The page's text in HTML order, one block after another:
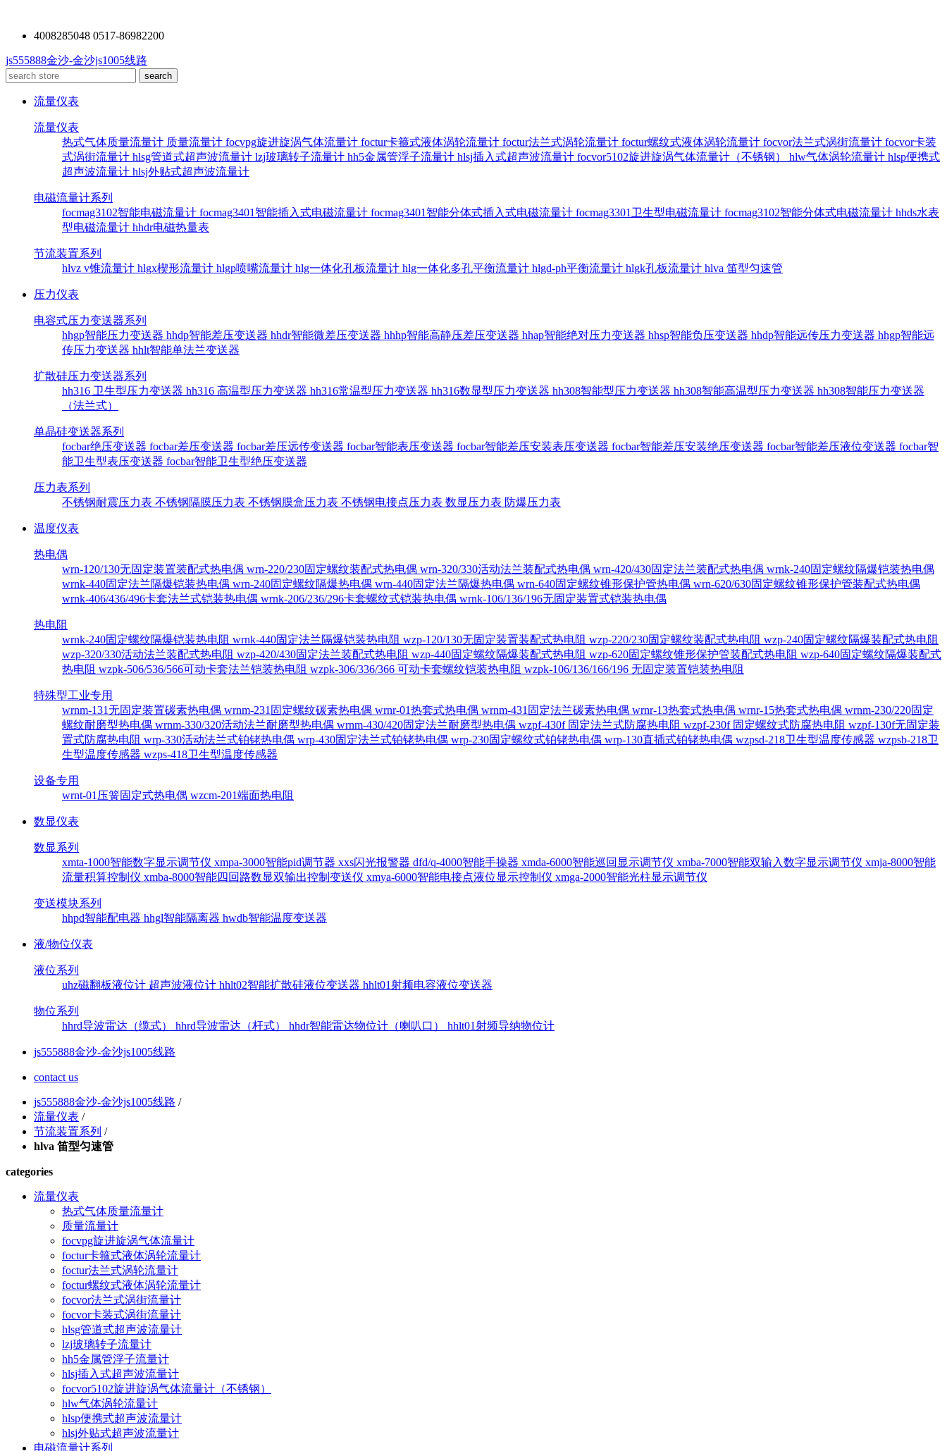
4008285048 0517-86982200
js555888金沙-金沙js1005线路
流量仪表
流量仪表
热式气体质量流量计 质量流量计 focvpg旋进旋涡气体流量计 foctur卡箍式液体涡轮流量计 foctur法兰式涡轮流量计 foctur螺纹式液体涡轮流量计 focvor法兰式涡街流量计 focvor卡装
式涡街流量计 hlsg管道式超声波流量计 lzj玻璃转子流量计 hh5金属管浮子流量计 hlsj插入式超声波流量计 focvor5102旋进旋涡气体流量计（不锈钢） hlw气体涡轮流量计 hlsp便携式
超声波流量计 hlsj外贴式超声波流量计
电磁流量计系列
focmag3102智能电磁流量计 focmag3401智能插入式电磁流量计 focmag3401智能分体式插入式电磁流量计 focmag3301卫生型电磁流量计 focmag3102智能分体式电磁流量计 hhds水表
型电磁流量计 hhdr电磁热量表
节流装置系列
hlvz v锥流量计 hlgx楔形流量计 hlgp喷嘴流量计 hlg一体化孔板流量计 hlg一体化多孔平衡流量计 hlgd-ph平衡流量计 hlgk孔板流量计 hlva 笛型匀速管
压力仪表
电容式压力变送器系列
hhgp智能压力变送器 hhdp智能差压变送器 hhdr智能微差压变送器 hhhp智能高静压差压变送器 hhap智能绝对压力变送器 hhsp智能负压变送器 hhdp智能远传压力变送器 hhgp智能远
传压力变送器 hhlt智能单法兰变送器
扩散硅压力变送器系列
hh316 卫生型压力变送器 hh316 高温型压力变送器 hh316常温型压力变送器 hh316数显型压力变送器 hh308智能型压力变送器 hh308智能高温型压力变送器 hh308智能压力变送器
（法兰式）
单晶硅变送器系列
focbar绝压变送器 focbar差压变送器 focbar差压远传变送器 focbar智能表压变送器 focbar智能差压安装表压变送器 focbar智能差压安装绝压变送器 focbar智能差压液位变送器 focbar智
能卫生型表压变送器 focbar智能卫生型绝压变送器
压力表系列
不锈钢耐震压力表 不锈钢隔膜压力表 不锈钢膜盒压力表 不锈钢电接点压力表 数显压力表 防爆压力表
温度仪表
热电偶
wrn-120/130无固定装置装配式热电偶 wrn-220/230固定螺纹装配式热电偶 wrn-320/330活动法兰装配式热电偶 wrn-420/430固定法兰装配式热电偶 wrnk-240固定螺纹隔爆铠装热电偶
wrnk-440固定法兰隔爆铠装热电偶 wrn-240固定螺纹隔爆热电偶 wrn-440固定法兰隔爆热电偶 wrn-640固定螺纹锥形保护管热电偶 wrn-620/630固定螺纹锥形保护管装配式热电偶
wrnk-406/436/496卡套法兰式铠装热电偶 wrnk-206/236/296卡套螺纹式铠装热电偶 wrnk-106/136/196无固定装置式铠装热电偶
热电阻
wrnk-240固定螺纹隔爆铠装热电阻 wrnk-440固定法兰隔爆铠装热电阻 wzp-120/130无固定装置装配式热电阻 wzp-220/230固定螺纹装配式热电阻 wzp-240固定螺纹隔爆装配式热电阻
wzp-320/330活动法兰装配式热电阻 wzp-420/430固定法兰装配式热电阻 wzp-440固定螺纹隔爆装配式热电阻 wzp-620固定螺纹锥形保护管装配式热电阻 wzp-640固定螺纹隔爆装配式
热电阻 wzpk-506/536/566可动卡套法兰铠装热电阻 wzpk-306/336/366 可动卡套螺纹铠装热电阻 wzpk-106/136/166/196 无固定装置铠装热电阻
特殊型工业专用
wrnm-131无固定装置碳素热电偶 wrnm-231固定螺纹碳素热电偶 wrnr-01热套式热电偶 wrnm-431固定法兰碳素热电偶 wrnr-13热套式热电偶 wrnr-15热套式热电偶 wrnm-230/220固定
螺纹耐磨型热电偶 wrnm-330/320活动法兰耐磨型热电偶 wrnm-430/420固定法兰耐磨型热电偶 wzpf-430f 固定法兰式防腐热电阻 wzpf-230f 固定螺纹式防腐热电阻 wzpf-130f无固定装
置式防腐热电阻 wrp-330活动法兰式铂铑热电偶 wrp-430固定法兰式铂铑热电偶 wrp-230固定螺纹式铂铑热电偶 wrp-130直插式铂铑热电偶 wzpsd-218卫生型温度传感器 wzpsb-218卫
生型温度传感器 wzps-418卫生型温度传感器
设备专用
wrnt-01压簧固定式热电偶 wzcm-201端面热电阻
数显仪表
数显系列
xmta-1000智能数字显示调节仪 xmpa-3000智能pid调节器 xxs闪光报警器 dfd/q-4000智能手操器 xmda-6000智能巡回显示调节仪 xmba-7000智能双输入数字显示调节仪 xmja-8000智能
流量积算控制仪 xmba-8000智能四回路数显双输出控制变送仪 xmya-6000智能电接点液位显示控制仪 xmga-2000智能光柱显示调节仪
变送模块系列
hhpd智能配电器 hhgl智能隔离器 hwdb智能温度变送器
液/物位仪表
液位系列
uhz磁翻板液位计 超声波液位计 hhlt02智能扩散硅液位变送器 hhlt01射频电容液位变送器
物位系列
hhrd导波雷达（缆式） hhrd导波雷达（杆式） hhdr智能雷达物位计（喇叭口） hhlt01射频导纳物位计
js555888金沙-金沙js1005线路
contact us
js555888金沙-金沙js1005线路 /
流量仪表 /
节流装置系列 /
hlva 笛型匀速管
categories
流量仪表
热式气体质量流量计
质量流量计
focvpg旋进旋涡气体流量计
foctur卡箍式液体涡轮流量计
foctur法兰式涡轮流量计
foctur螺纹式液体涡轮流量计
focvor法兰式涡街流量计
focvor卡装式涡街流量计
hlsg管道式超声波流量计
lzj玻璃转子流量计
hh5金属管浮子流量计
hlsj插入式超声波流量计
focvor5102旋进旋涡气体流量计（不锈钢）
hlw气体涡轮流量计
hlsp便携式超声波流量计
hlsj外贴式超声波流量计
电磁流量计系列